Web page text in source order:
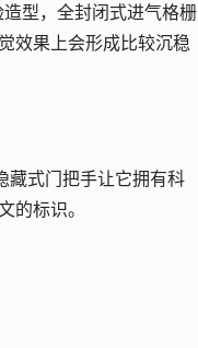
型，全封闭式进气格栅
效果上会形成比较沉稳
式门把手让它拥有科
的标识。